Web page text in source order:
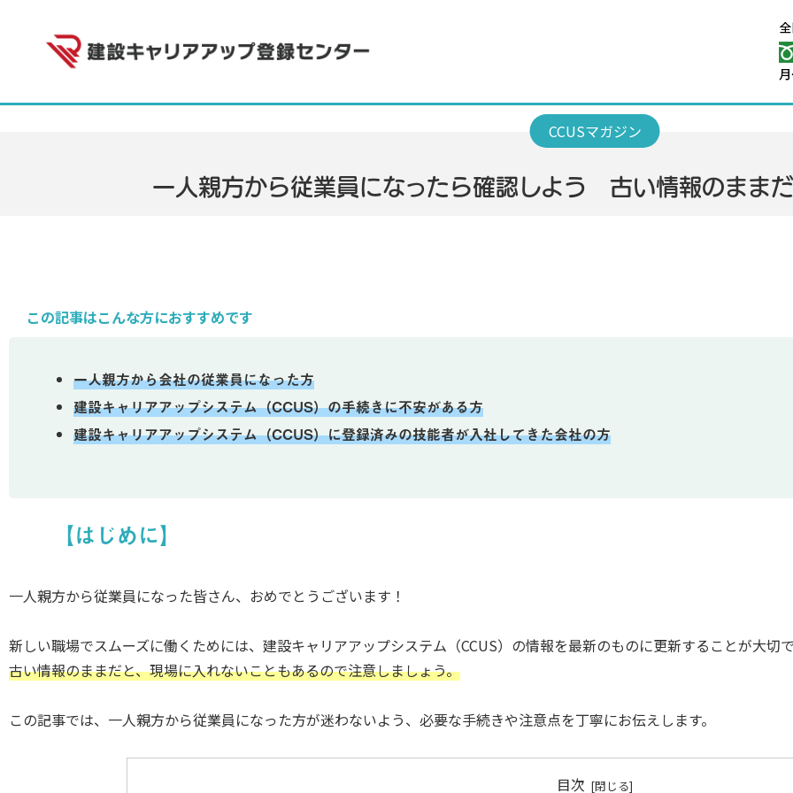
一人親方から従業員になったら確認しよう 古い情報のまま
この記事はこんな方におすすめです
一人親方から会社の従業員になった方
建設キャリアアップシステム（CCUS）の手続きに不安がある方
建設キャリアアップシステム（CCUS）に登録済みの技能者が入社してきた会社の方
【はじめに】
一人親方から従業員になった皆さん、おめでとうございます！
新しい職場でスムーズに働くためには、建設キャリアアップシステム（CCUS）の情報を最新のものに更新することが大切
古い情報のままだと、現場に入れないこともあるので注意しましょう。
この記事では、一人親方から従業員になった方が迷わないよう、必要な手続きや注意点を丁寧にお伝えします。
目次